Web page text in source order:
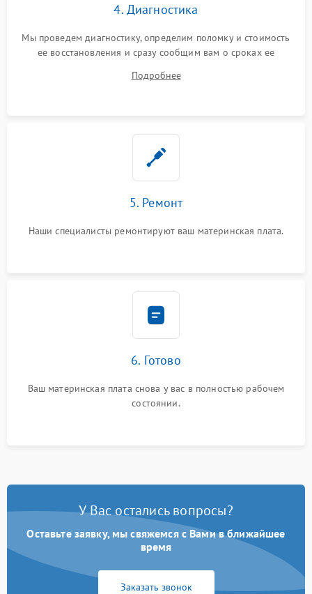
4. Диагностика
Мы проведем диагностику, определим поломку и стоимость
ее восстановления и сразу сообщим вам о сроках ее
Подробнее
5. Ремонт
Наши специалисты ремонтируют ваш материнская плата.
6. Готово
Ваш материнская плата снова у вас в полностью рабочем
состоянии.
У Вас остались вопросы?
Оставьте заявку, мы свяжемся с Вами в ближайшее
время
Заказать звонок